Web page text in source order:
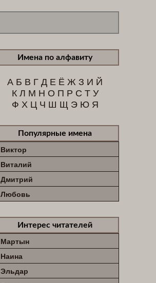
Имена по алфавиту
А Б В ГД Е Ё Ж З И Й
К Л М Н О П Р С Т У
Ф Х Ц Ч Ш Щ Э Ю Я
Популярные имена
Виктор
Виталий
Дмитрий
Любовь
Интерес читателей
Мартын
Наина
Эльдар